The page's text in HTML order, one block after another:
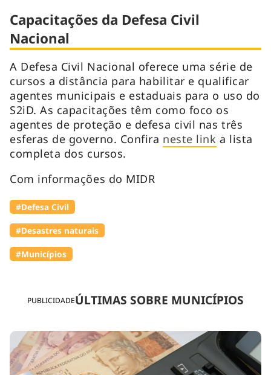
PUBLICIDADEÚLTIMAS SOBRE MUNICÍPIOS
Capacitações da Defesa Civil
Nacional
A Defesa Civil Nacional oferece uma série de
cursos a distância para habilitar e qualificar
agentes municipais e estaduais para o uso do
S2iD. As capacitações têm como foco os
agentes de proteção e defesa civil nas três
esferas de governo. Confira neste link a lista
completa dos cursos.
Com informações do MIDR
#Defesa Civil
#Desastres naturais
#Municípios